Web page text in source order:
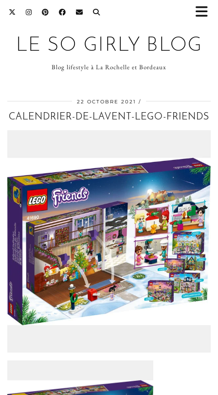
LE SO GIRLY BLOG
Blog lifestyle à La Rochelle et Bordeaux
22 OCTOBRE 2021
CALENDRIER-DE-LAVENT-LEGO-FRIENDS